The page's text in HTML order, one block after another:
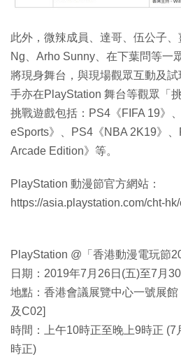
此外，微辣成員、達哥、伍公子
Ng、Arho Sunny、在下葉問等一
將現身舞台，與現場觀眾互動及
手亦在PlayStation 舞台等觀眾「
挑戰遊戲包括：PS4《FIFA 19》
eSports》、PS4《NBA 2K19》
Arcade Edition》等。
PlayStation 動漫節官方網站：
https://asia.playstation.com/cht-
PlayStation @「香港動漫電玩節
日期：2019年7月26日(五)至7月
地點：香港會議展覽中心一號展
及C02]
時間：上午10時正至晚上9時正
時正)